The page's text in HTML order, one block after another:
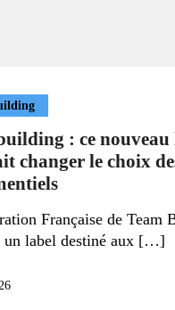
: ce nouveau
changer le choix
Française de Team
un label destiné aux